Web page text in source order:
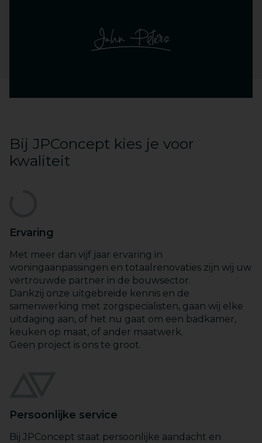
Bij JPConcept kies je voor
kwaliteit
Ervaring
Met meer dan vijf jaar ervaring in
woningaanpassingen en totaalrenovaties zijn wij uw
vertrouwde partner in de bouwsector.
Dankzij onze uitgebreide kennis en de
samenwerking met zorgspecialisten, gaan wij elke
uitdaging aan, of het nu gaat om een badkamer,
keuken op maat, of ander maatwerk.
Geen project is ons te groot.
Persoonlijke service
Bij JPConcept staat persoonlijke aandacht en